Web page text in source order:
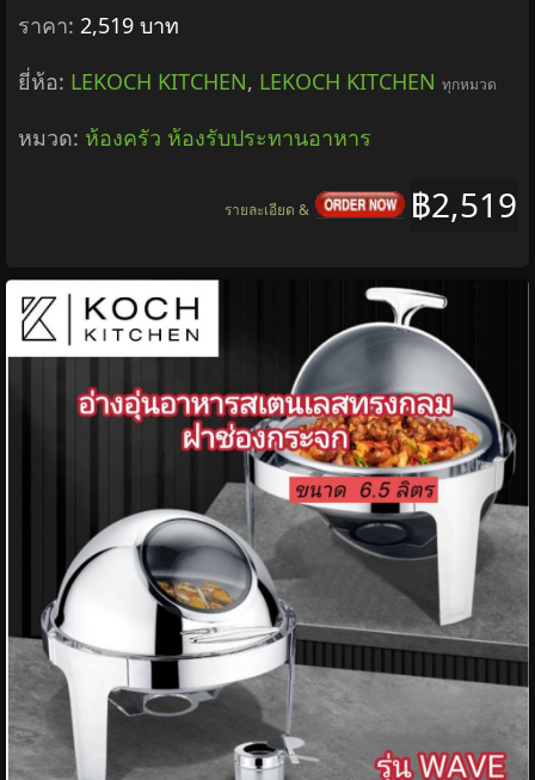
ราคา: 2,519 บาท
ยี่ห้อ: LEKOCH KITCHEN, LEKOCH KITCHEN ทุกหมวด
หมวด: ห้องครัว ห้องรับประทานอาหาร
฿2,519
รายละเอียด &